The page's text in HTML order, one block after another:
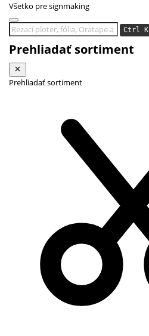
Všetko pre signmaking
Ctrl K
Prehliadať sortiment
Prehliadať sortiment